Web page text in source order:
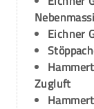
Eichner
Zugluft